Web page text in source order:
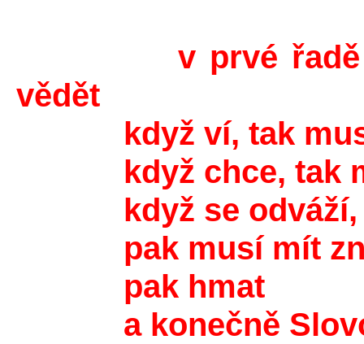
v prvé
vědět
když ví, tak
když chce, tak
když se odváží,
pak musí mít
pak hmat
a konečně